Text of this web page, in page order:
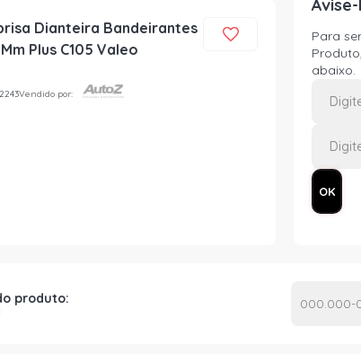
Dianteira Bandeirantes
Plus C105 Valeo
Vendido por:
Avise-
Para
abaixo.
produto: